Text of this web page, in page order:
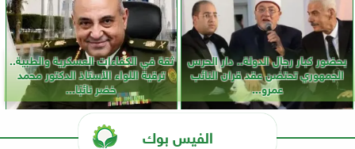
بحضور كبار رجال الدولة.. دار الحرس
الجمهوري تحتضن عقد قران النائب
عمرو...
ثقة في الكفاءات العسكرية والطبية..
ترقية اللواء الأستاذ الدكتور محمد
خضر نائبًا...
الفيس بوك